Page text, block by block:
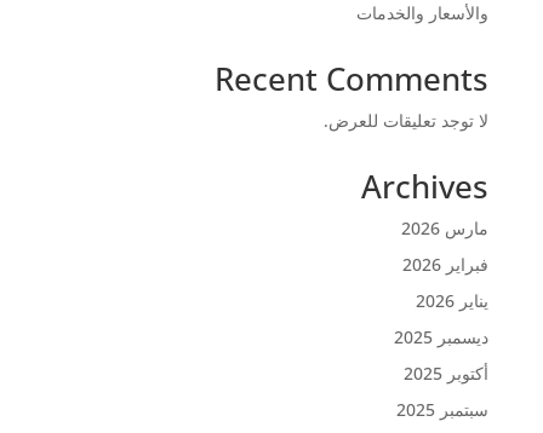
والأسعار والخدمات
Recent Comments
لا توجد تعليقات للعرض.
Archives
مارس 2026
فبراير 2026
يناير 2026
ديسمبر 2025
أكتوبر 2025
سبتمبر 2025